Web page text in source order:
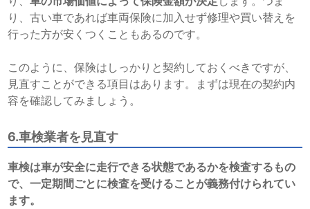
り、古い車であれば車両保険に加入せず修理や買い替えを
行った方が安くつくこともあるのです。
このように、保険はしっかりと契約しておくべきですが、
見直すことができる項目はあります。まずは現在の契約内
容を確認してみましょう。
6.車検業者を見直す
車検は車が安全に走行できる状態であるかを検査するもの
で、一定期間ごとに検査を受けることが義務付けられてい
ます。